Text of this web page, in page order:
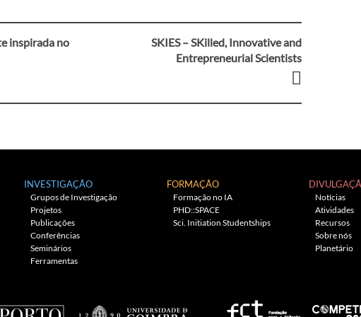
inspirada no
SKIES – SKilled, Innovative and
Entrepreneurial Scientists
INVESTIGAÇÃO
Grupos de Investigação
Projetos
Publicações
Conferências
Seminários
Ferramentas
FORMAÇÃO
Formação no IA
PHD::SPACE
Sci. Initiation Studentships
Notícias
Atividades
Recursos
Sobre nós
Planetário